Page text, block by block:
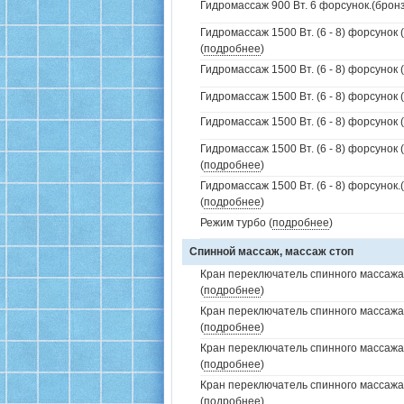
Гидромассаж 900 Вт. 6
Гидромассаж 1500 Вт. (6 - 8) форсунок
(подробнее)
Гидромассаж 1500 Вт. (6 - 8) форсунок
Гидромассаж 1500 Вт. (6 - 8) форсунок
Гидромассаж 1500 Вт. (6 - 8) форсунок
Гидромассаж 1500 Вт. (6 - 8) форсунок
(подробнее)
Гидромассаж 1500 Вт. (6 - 8)
(подробнее)
Режим турбо (подробнее)
Спинной массаж, массаж стоп
Кран переключатель спинного
(подробнее)
Кран переключатель спинного
(подробнее)
Кран переключатель спинного
(подробнее)
Кран переключатель спинного
(подробнее)